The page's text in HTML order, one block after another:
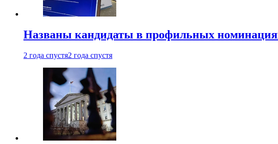
Названы кандидаты в профильных
2 года спустя2 года спустя